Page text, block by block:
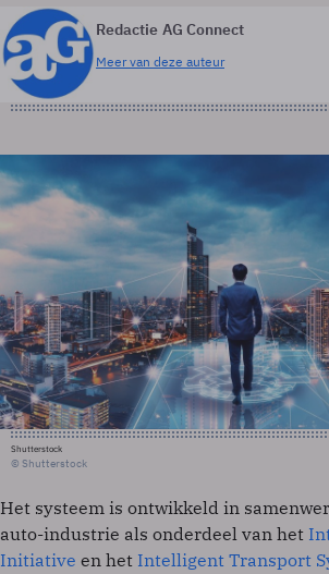
Redactie AG Connect
Meer van deze auteur
Shutterstock
© Shutterstock
Het systeem is ontwikkeld in
auto-industrie als onderdeel van het
Initiative en het Intelligent Transport